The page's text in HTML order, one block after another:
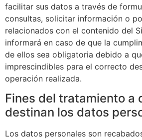
facilitar sus datos a través de
consultas, solicitar información o
relacionados con el contenido del
informará en caso de que la
de ellos sea obligatoria debido a
imprescindibles para el correcto
operación realizada.
Fines del tratamiento a
destinan los datos
Los datos personales son